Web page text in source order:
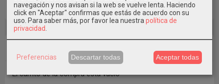
Consultar Destinos
El carrito de la compra está vacío
navegación y nos avisan si la web se vuelve lenta. Haciendo
click en "Aceptar" confirmas que estás de acuerdo con su
uso. Para saber más, por favor lea nuestra política de
privacidad
Preferencias Descartar todas Aceptar todas